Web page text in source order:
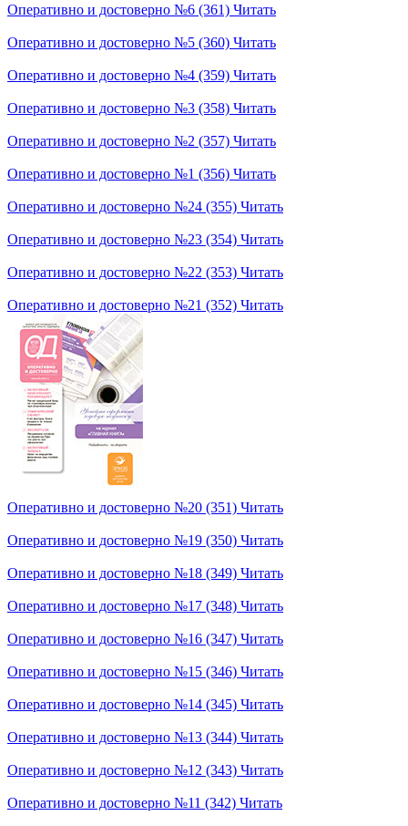
Оперативно и достоверно №6 (361) Читать
Оперативно и достоверно №5 (360) Читать
Оперативно и достоверно №4 (359) Читать
Оперативно и достоверно №3 (358) Читать
Оперативно и достоверно №2 (357) Читать
Оперативно и достоверно №1 (356) Читать
Оперативно и достоверно №24 (355) Читать
Оперативно и достоверно №23 (354) Читать
Оперативно и достоверно №22 (353) Читать
Оперативно и достоверно №21 (352) Читать
Оперативно и достоверно №20 (351) Читать
Оперативно и достоверно №19 (350) Читать
Оперативно и достоверно №18 (349) Читать
Оперативно и достоверно №17 (348) Читать
Оперативно и достоверно №16 (347) Читать
Оперативно и достоверно №15 (346) Читать
Оперативно и достоверно №14 (345) Читать
Оперативно и достоверно №13 (344) Читать
Оперативно и достоверно №12 (343) Читать
Оперативно и достоверно №11 (342) Читать